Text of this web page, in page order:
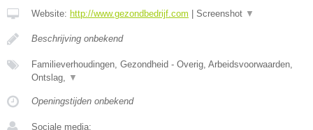
Website: http://www.gezondbedrijf.com Screenshot ▼
Beschrijving onbekend
Familieverhoudingen, Gezondheid - Overig, Arbeidsvoorwaarden,
Ontslag,
▼
Openingstijden onbekend
Sociale media: